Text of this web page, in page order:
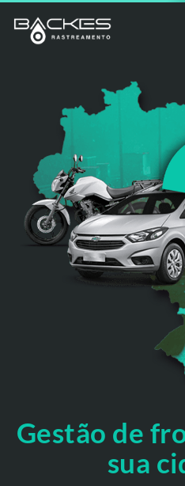
Gestão de
sua